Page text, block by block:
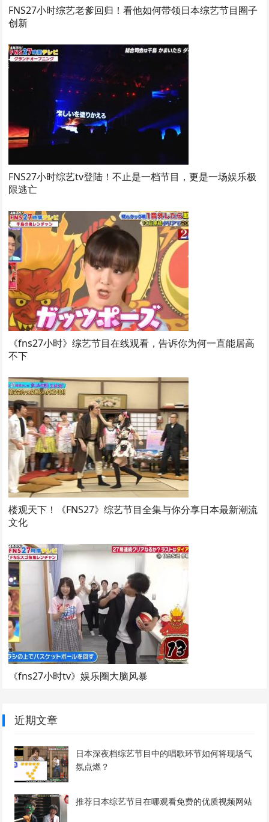
FNS27小时综艺老爹回归！看他如何带领日本综艺节目圈子
创新
FNS27小时综艺tv登陆！不止是一档节目，更是一场娱乐极
限逃亡
《fns27小时》综艺节目在线观看，告诉你为何一直能居高
不下
楼观天下！《FNS27》综艺节目全集与你分享日本最新潮流
文化
《fns27小时tv》娱乐圈大脑风暴
近期文章
日本深夜档综艺节目中的唱歌环节如何将现场气
氛点燃？
推荐日本综艺节目在哪观看免费的优质视频网站